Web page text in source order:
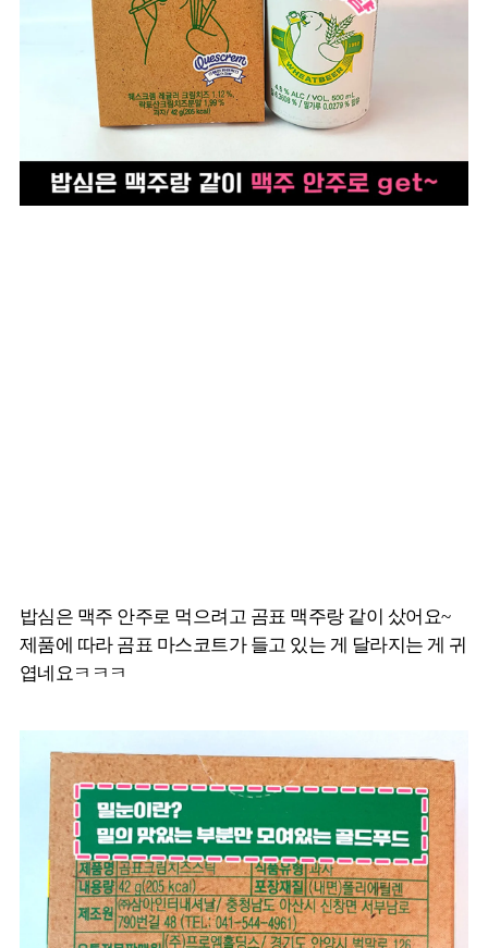
밥심은 맥주 안주로 먹으려고 곰표 맥주랑 같이 샀어요~
제품에 따라 곰표 마스코트가 들고 있는 게 달라지는 게 귀
엽네요ㅋㅋㅋ